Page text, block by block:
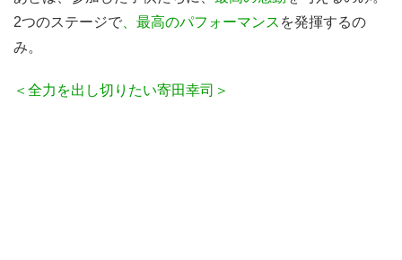
2つのステージで 、最高のパフォーマンス を発揮するの
み。
＜全力を出し切りたい寄田幸司＞